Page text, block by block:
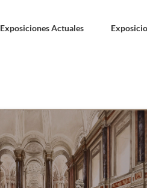
Exposiciones Actuales